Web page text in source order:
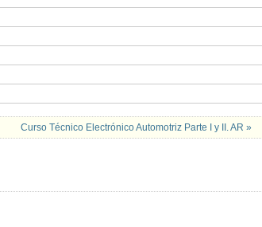
Curso Técnico Electrónico Automotriz Parte I y II. AR »